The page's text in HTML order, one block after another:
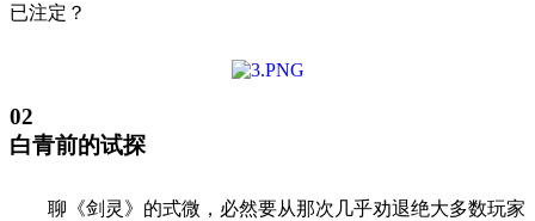
已注定？
02
白青前的试探
聊《剑灵》的式微，必然要从那次几乎劝退绝大多数玩家